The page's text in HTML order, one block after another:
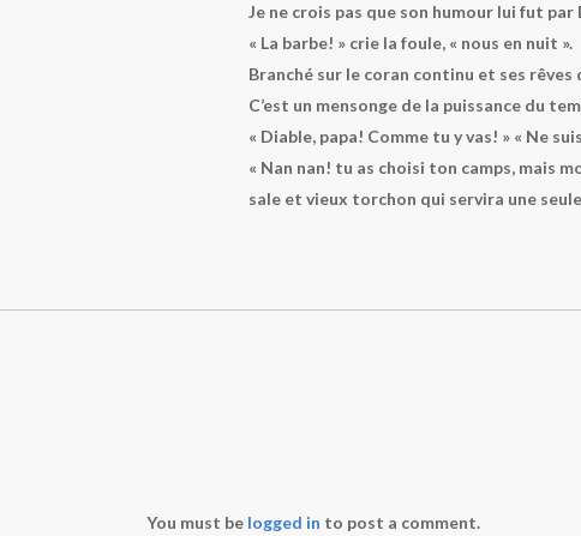
Je ne crois pas que son humour lui fut par
« La barbe! » crie la foule, « nous en nuit ».
Branché sur le coran continu et ses rêves
C’est un mensonge de la puissance du
« Diable, papa! Comme tu y vas! » « Ne
« Nan nan! tu as choisi ton camps, mais
sale et vieux torchon qui servira une
You must be logged in to post a comment.